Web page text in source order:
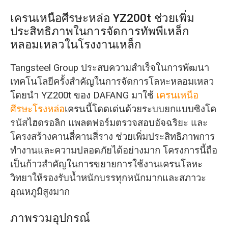
เครนเหนือศีรษะหล่อ YZ200t ช่วยเพิ่ม
ประสิทธิภาพในการจัดการทัพพีเหล็ก
หลอมเหลวในโรงงานเหล็ก
Tangsteel Group ประสบความสำเร็จในการพัฒนา
เทคโนโลยีครั้งสำคัญในการจัดการโลหะหลอมเหลว
โดยนำ YZ200t ของ DAFANG มาใช้ เครนเหนือ
ศีรษะโรงหล่อเครนนี้โดดเด่นด้วยระบบยกแบบซิงโค
รนัสไฮดรอลิก แพลตฟอร์มตรวจสอบอัจฉริยะ และ
โครงสร้างคานสี่คานสี่ราง ช่วยเพิ่มประสิทธิภาพการ
ทำงานและความปลอดภัยได้อย่างมาก โครงการนี้ถือ
เป็นก้าวสำคัญในการขยายการใช้งานเครนโลหะ
วิทยาให้รองรับน้ำหนักบรรทุกหนักมากและสภาวะ
อุณหภูมิสูงมาก
ภาพรวมอุปกรณ์